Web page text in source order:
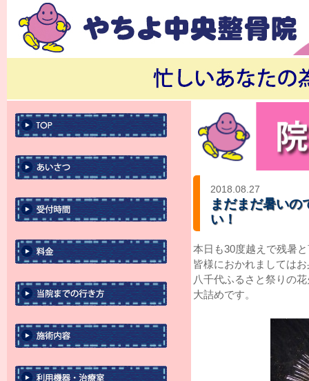
2018.08.27
まだまだ暑いの
い！
本日も30度越えで残暑
皆様におかれましては
八千代ふるさと祭りの
大詰めです。